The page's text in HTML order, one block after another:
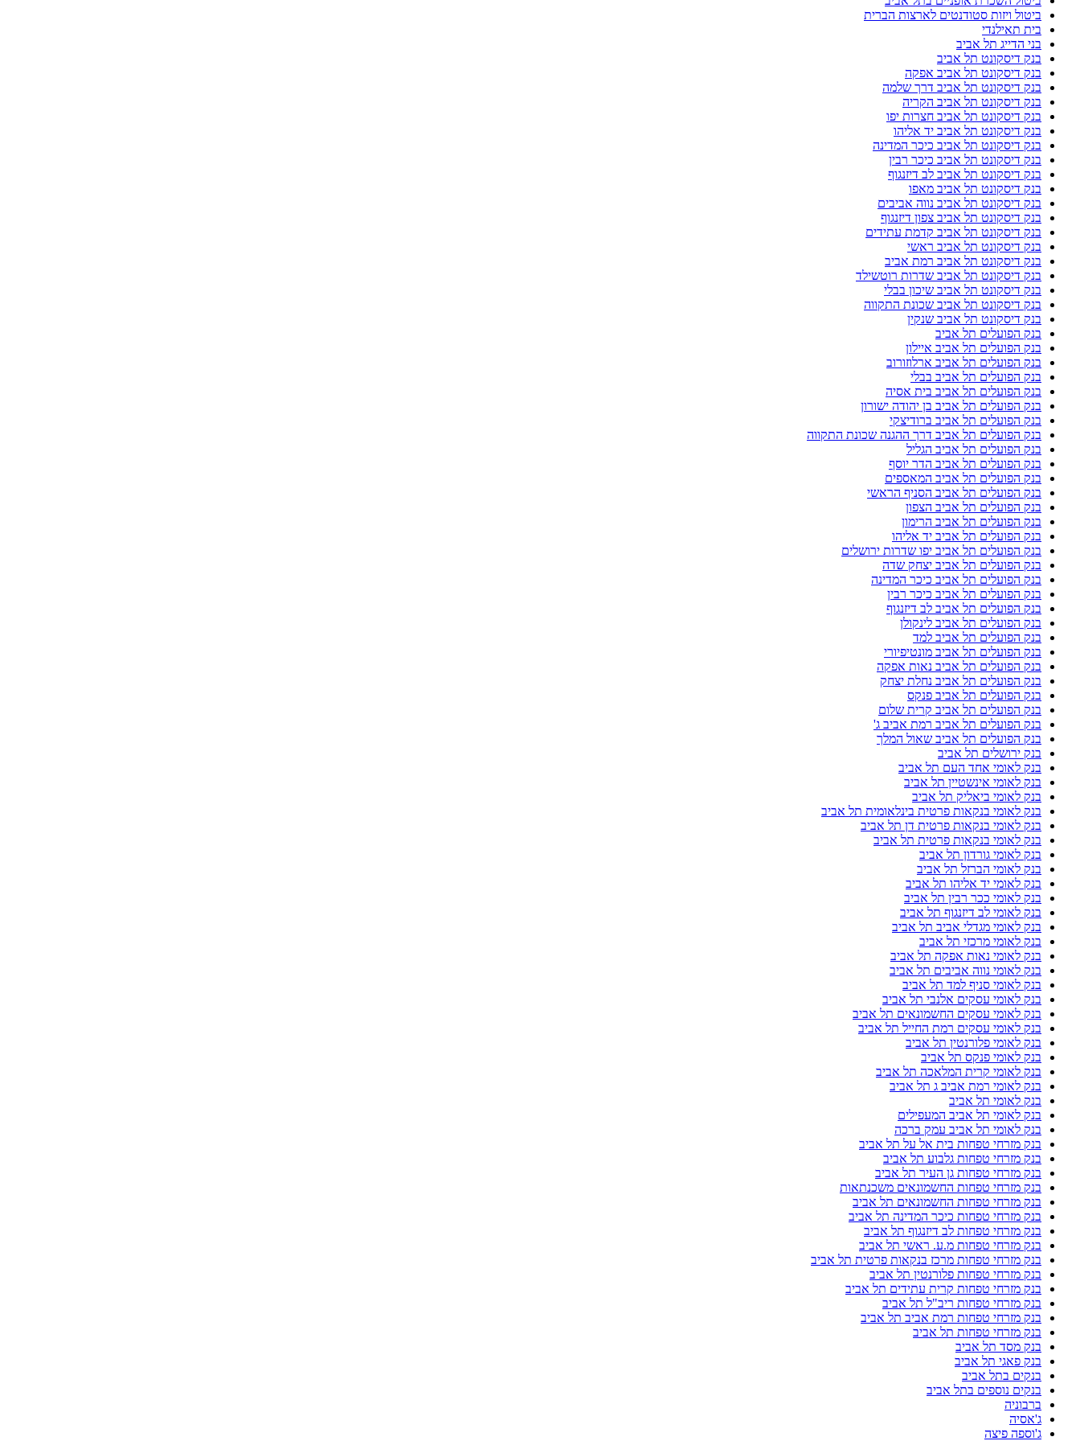
ביטול ויזות סטודנטים לארצות הברית
בית תאילנדי
בני הדייג תל אביב
בנק דיסקונט תל אביב
בנק דיסקונט תל אביב אפקה
בנק דיסקונט תל אביב דרך שלמה
בנק דיסקונט תל אביב הקריה
בנק דיסקונט תל אביב חצרות יפו
בנק דיסקונט תל אביב יד אליהו
בנק דיסקונט תל אביב כיכר המדינה
בנק דיסקונט תל אביב כיכר רבין
בנק דיסקונט תל אביב לב דיזנגוף
בנק דיסקונט תל אביב מאפו
בנק דיסקונט תל אביב נווה אביבים
בנק דיסקונט תל אביב צפון דיזנגוף
בנק דיסקונט תל אביב קדמת עתידים
בנק דיסקונט תל אביב ראשי
בנק דיסקונט תל אביב רמת אביב
בנק דיסקונט תל אביב שדרות רוטשילד
בנק דיסקונט תל אביב שיכון בבלי
בנק דיסקונט תל אביב שכונת התקווה
בנק דיסקונט תל אביב שנקין
בנק הפועלים תל אביב
בנק הפועלים תל אביב איילון
בנק הפועלים תל אביב ארלוזורוב
בנק הפועלים תל אביב בבלי
בנק הפועלים תל אביב בית אסיה
בנק הפועלים תל אביב בן יהודה ישורון
בנק הפועלים תל אביב ברודיצקי
בנק הפועלים תל אביב דרך ההגנה שכונת התקווה
בנק הפועלים תל אביב הגליל
בנק הפועלים תל אביב הדר יוסף
בנק הפועלים תל אביב המאספים
בנק הפועלים תל אביב הסניף הראשי
בנק הפועלים תל אביב הצפון
בנק הפועלים תל אביב הרימון
בנק הפועלים תל אביב יד אליהו
בנק הפועלים תל אביב יפו שדרות ירושלים
בנק הפועלים תל אביב יצחק שדה
בנק הפועלים תל אביב כיכר המדינה
בנק הפועלים תל אביב כיכר רבין
בנק הפועלים תל אביב לב דיזנגוף
בנק הפועלים תל אביב לינקולן
בנק הפועלים תל אביב למד
בנק הפועלים תל אביב מונטיפיורי
בנק הפועלים תל אביב נאות אפקה
בנק הפועלים תל אביב נחלת יצחק
בנק הפועלים תל אביב פנקס
בנק הפועלים תל אביב קרית שלום
בנק הפועלים תל אביב רמת אביב ג'
בנק הפועלים תל אביב שאול המלך
בנק ירושלים תל אביב
בנק לאומי אחד העם תל אביב
בנק לאומי אינשטיין תל אביב
בנק לאומי ביאליק תל אביב
בנק לאומי בנקאות פרטית בינלאומית תל אביב
בנק לאומי בנקאות פרטית דן תל אביב
בנק לאומי בנקאות פרטית תל אביב
בנק לאומי גורדון תל אביב
בנק לאומי הברזל תל אביב
בנק לאומי יד אליהו תל אביב
בנק לאומי ככר רבין תל אביב
בנק לאומי לב דיזנגוף תל אביב
בנק לאומי מגדלי אביב תל אביב
בנק לאומי מרכזי תל אביב
בנק לאומי נאות אפקה תל אביב
בנק לאומי נווה אביבים תל אביב
בנק לאומי סניף למד תל אביב
בנק לאומי עסקים אלנבי תל אביב
בנק לאומי עסקים החשמונאים תל אביב
בנק לאומי עסקים רמת החייל תל אביב
בנק לאומי פלורנטין תל אביב
בנק לאומי פנקס תל אביב
בנק לאומי קרית המלאכה תל אביב
בנק לאומי רמת אביב ג תל אביב
בנק לאומי תל אביב
בנק לאומי תל אביב המעפילים
בנק לאומי תל אביב עמק ברכה
בנק מזרחי טפחות בית אל על תל אביב
בנק מזרחי טפחות גלבוע תל אביב
בנק מזרחי טפחות גן העיר תל אביב
בנק מזרחי טפחות החשמונאים משכנתאות
בנק מזרחי טפחות החשמונאים תל אביב
בנק מזרחי טפחות כיכר המדינה תל אביב
בנק מזרחי טפחות לב דיזנגוף תל אביב
בנק מזרחי טפחות מ.ע. ראשי תל אביב
בנק מזרחי טפחות מרכז בנקאות פרטית תל אביב
בנק מזרחי טפחות פלורנטין תל אביב
בנק מזרחי טפחות קרית עתידים תל אביב
בנק מזרחי טפחות ריב"ל תל אביב
בנק מזרחי טפחות רמת אביב תל אביב
בנק מזרחי טפחות תל אביב
בנק מסד תל אביב
בנק פאגי תל אביב
בנקים בתל אביב
בנקים נוספים בתל אביב
ברבוניה
ג'אסיה
ג'וספה פיצה